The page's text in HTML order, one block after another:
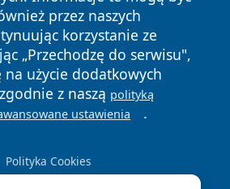
przez naszych
korzystanie ze
„Przechodzę do serwisu",
na użycie dodatkowych
z naszą polityką
ustawienia .
Polityka Cookies
Polityka
Cookies